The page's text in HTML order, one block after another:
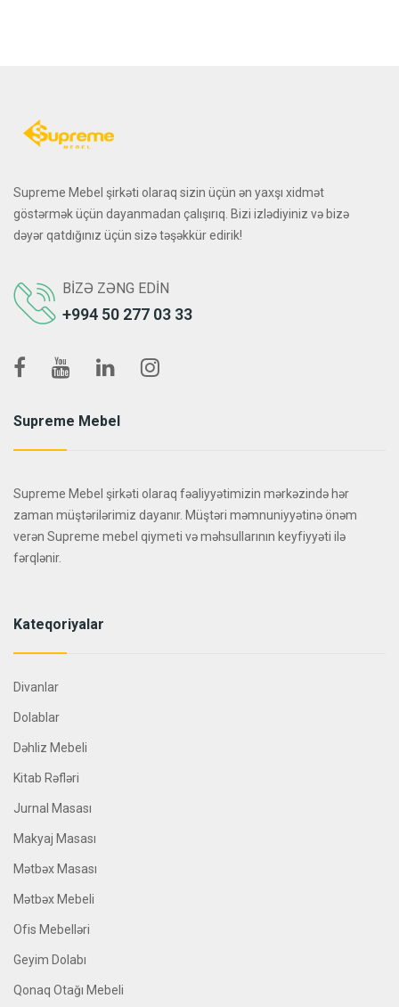
Supreme Mebel şirkəti olaraq sizin üçün ən yaxşı xidmət
göstərmək üçün dayanmadan çalışırıq. Bizi izlədiyiniz və bizə
dəyər qatdığınız üçün sizə təşəkkür edirik!
BIZƏ ZƏNG EDIN
+994 50 277 03 33
Supreme Mebel
Supreme Mebel şirkəti olaraq fəaliyyətimizin mərkəzində hər
zaman müştərilərimiz dayanır. Müştəri məmnuniyyətinə önəm
verən Supreme mebel qiymeti və məhsullarının keyfiyyəti ilə
fərqlənir.
Kateqoriyalar
Divanlar
Dolablar
Dəhliz Mebeli
Kitab Rəfləri
Jurnal Masası
Makyaj Masası
Mətbəx Masası
Mətbəx Mebeli
Ofis Mebelləri
Geyim Dolabı
Qonaq Otağı Mebeli